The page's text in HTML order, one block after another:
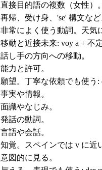
直接目的語の複数（女性）。
再帰、受け身、'se' 構文など
非常によく使う動詞。天気
移動と近接未来: voy a + 不定
話し手の方向への移動。
能力と許可。
願望。丁寧な依頼でも使う:
事実や情報。
面識やなじみ。
発話の動詞。
言語や会話。
知覚。スペインでは v に近
意図的に見る。